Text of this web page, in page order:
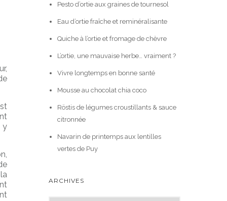
y
Pesto d’ortie aux graines de tournesol
Eau d’ortie fraîche et reminéralisante
Quiche à l’ortie et fromage de chèvre
L’ortie, une mauvaise herbe… vraiment ?
Vivre longtemps en bonne santé
Mousse au chocolat chia coco
Röstis de légumes croustillants & sauce
citronnée
Navarin de printemps aux lentilles
vertes de Puy
ARCHIVES